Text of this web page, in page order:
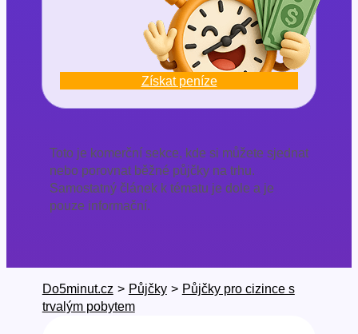
Získat peníze
Toto je komerční sekce, kde si můžete sjednat
nebo porovnat běžné půjčky na trhu.
Samostatný článek k tématu je dole a je
pouze informační.
Do5minut.cz > Půjčky > Půjčky pro cizince s
trvalým pobytem